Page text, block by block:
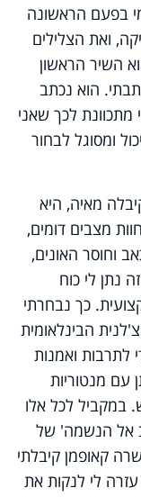
בפעם הראשונה
ואת הצלילים
השיר הראשון
הוא נכתב
לכך שאני
ומסוגל לבחור
מאיה, היא
מצבים דומים,
וחוסר האונים,
נתן לי כוח
כך נבחרתי
הבינלאומית
לתרבות ואמנות
עם מנטוריות
במקביל לכל אלו
אל הנשמה' של
קאופמן קיבלתי
לי לנקות את